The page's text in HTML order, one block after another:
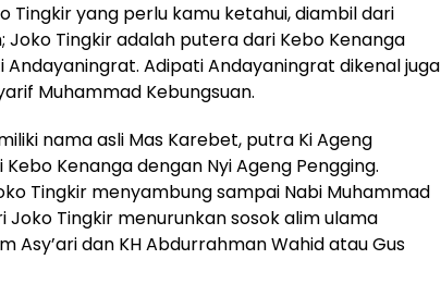
Tingkir yang perlu kamu ketahui, diambil dari
Tingkir adalah putera dari Kebo Kenanga
Andayaningrat. Adipati Andayaningrat dikenal juga
Muhammad Kebungsuan.
nama asli Mas Karebet, putra Ki Ageng
Kebo Kenanga dengan Nyi Ageng Pengging.
Tingkir menyambung sampai Nabi Muhammad
Joko Tingkir menurunkan sosok alim ulama
Asy’ari dan KH Abdurrahman Wahid atau Gus